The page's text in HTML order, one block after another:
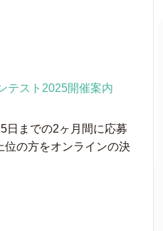
テスト2025開催案内
日までの2ヶ月間に応募
位の方をオンラインの決